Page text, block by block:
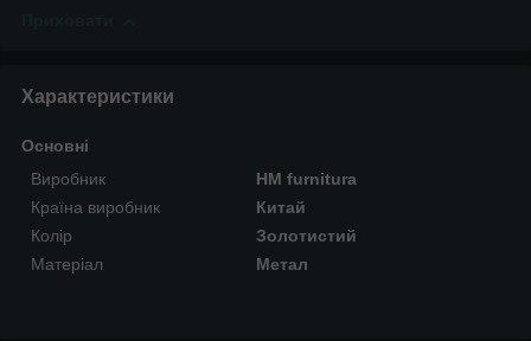
Характеристики
Основні
Виробник
HM furnitura
Країна виробник
Китай
Колір
Золотистий
Матеріал
Метал